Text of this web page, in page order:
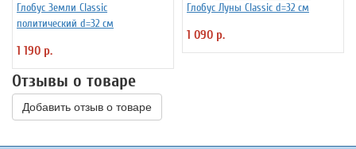
Глобус Земли Classic
политический d=32 см
1 190 р.
Глобус Луны Classic d=32 см
1 090 р.
Отзывы о товаре
Добавить отзыв о товаре